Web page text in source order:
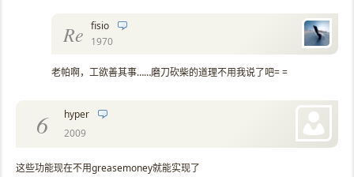
Re fisio
1970
老帕啊，工欲善其事……磨刀砍柴的道理不用我说了吧= =
6
hyper
2009
这些功能现在不用greasemoney就能实现了